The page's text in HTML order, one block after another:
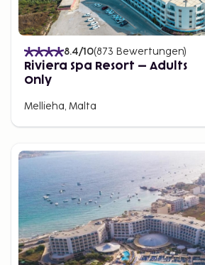
8.4/10(873 Bewertungen)
Riviera Spa Resort – Adults
Only
Mellieha, Malta